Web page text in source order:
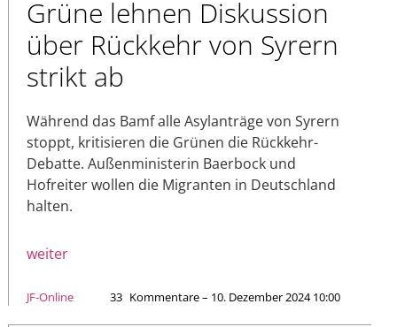
Grüne lehnen Diskussion
über Rückkehr von Syrern
strikt ab
Während das Bamf alle Asylanträge von Syrern
stoppt, kritisieren die Grünen die Rückkehr-
Debatte. Außenministerin Baerbock und
Hofreiter wollen die Migranten in Deutschland
halten.
weiter
JF-Online 33 Kommentare – 10. Dezember 2024 10:00